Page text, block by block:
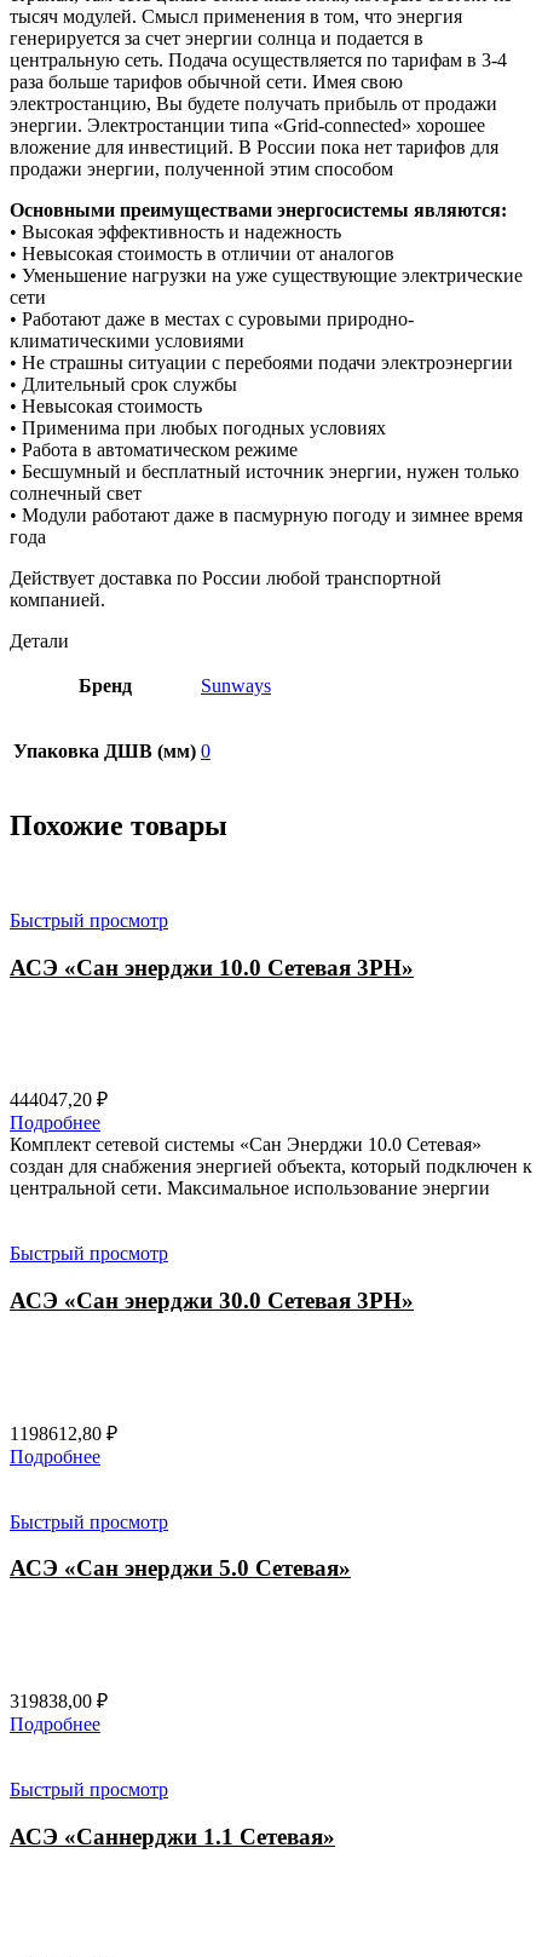
тысяч модулей. Смысл применения в том, что энергия
генерируется за счет энергии солнца и подается в
центральную сеть. Подача осуществляется по тарифам в 3-4
раза больше тарифов обычной сети. Имея свою
электростанцию, Вы будете получать прибыль от продажи
энергии. Электростанции типа «Grid-connected» хорошее
вложение для инвестиций. В России пока нет тарифов для
продажи энергии, полученной этим способом
Основными преимуществами энергосистемы являются:
• Высокая эффективность и надежность
• Невысокая стоимость в отличии от аналогов
• Уменьшение нагрузки на уже существующие электрические
сети
• Работают даже в местах с суровыми природно-
климатическими условиями
• Не страшны ситуации с перебоями подачи электроэнергии
• Длительный срок службы
• Невысокая стоимость
• Применима при любых погодных условиях
• Работа в автоматическом режиме
• Бесшумный и бесплатный источник энергии, нужен только
солнечный свет
• Модули работают даже в пасмурную погоду и зимнее время
года
Действует доставка по России любой транспортной
компанией.
Детали
Бренд Sunways
Упаковка ДШВ (мм) 0
Похожие товары
Быстрый просмотр
АСЭ «Сан энерджи 10.0 Сетевая 3PH»
444047,20 ₽
Подробнее
Комплект сетевой системы «Сан Энерджи 10.0 Сетевая»
создан для снабжения энергией объекта, который подключен к
центральной сети. Максимальное использование энергии
Быстрый просмотр
АСЭ «Сан энерджи 30.0 Сетевая 3PH»
1198612,80 ₽
Подробнее
Быстрый просмотр
АСЭ «Сан энерджи 5.0 Сетевая»
319838,00 ₽
Подробнее
Быстрый просмотр
АСЭ «Саннерджи 1.1 Сетевая»